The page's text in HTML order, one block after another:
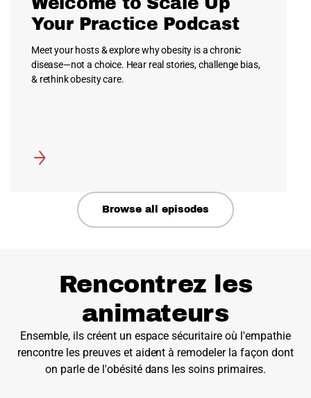
Your Practice Podcast
Meet your hosts & explore why obesity is a chronic
disease—not a choice. Hear real stories, challenge bias,
& rethink obesity care.
Browse all episodes
Rencontrez les
animateurs
Ensemble, ils créent un espace sécuritaire où l'empathie
rencontre les preuves et aident à remodeler la façon dont
on parle de l'obésité dans les soins primaires.